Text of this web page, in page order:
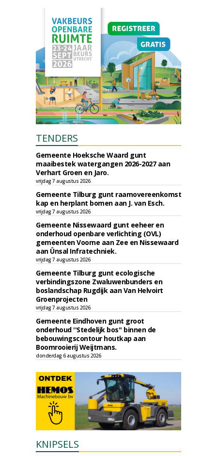
TENDERS
Gemeente Hoeksche Waard gunt
maaibestek watergangen 2026-2027 aan
Verhart Groen en Jaro.
vrijdag 7 augustus 2026
Gemeente Tilburg gunt raamovereenkomst
kap en herplant bomen aan J. van Esch.
vrijdag 7 augustus 2026
Gemeente Nissewaard gunt eeheer en
onderhoud openbare verlichting (OVL)
gemeenten Voorne aan Zee en Nissewaard
aan Ünsal Infratechniek.
vrijdag 7 augustus 2026
Gemeente Tilburg gunt ecologische
verbindingszone Zwaluwenbunders en
boslandschap Rugdijk aan Van Helvoirt
Groenprojecten
vrijdag 7 augustus 2026
Gemeente Eindhoven gunt groot
onderhoud ''Stedelijk bos'' binnen de
bebouwingscontour houtkap aan
Boomrooierij Weijtmans.
donderdag 6 augustus 2026
KNIPSELS